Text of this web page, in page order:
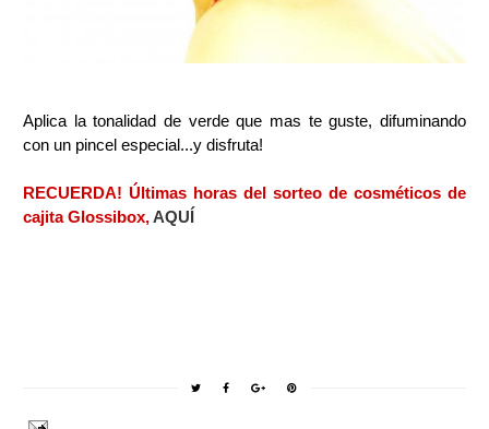
Aplica la tonalidad de verde que mas te guste, difuminando
con un pincel especial...y disfruta!
RECUERDA! Últimas horas del sorteo de cosméticos de
cajita Glossibox,AQUÍ